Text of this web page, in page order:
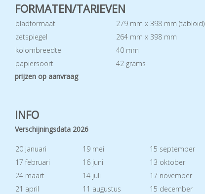
FORMATEN/TARIEVEN
bladformaat
279 mm x 398 mm (tabloid)
zetspiegel
264 mm x 398 mm
kolombreedte
40 mm
papiersoort
42 grams
prijzen op aanvraag
INFO
Verschijningsdata 2026
20 januari 19 mei
15 september
17 februari
16 juni
13 oktober
24 maart
14 juli
17 november
21 april
11 augustus 15 december